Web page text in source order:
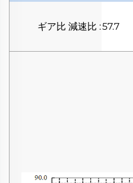
ギア比 減速比 :57.7